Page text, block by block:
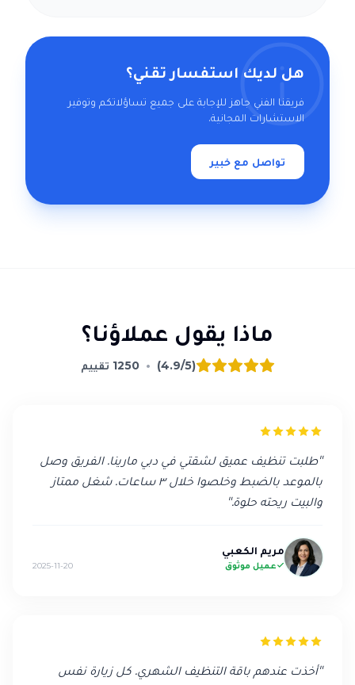
هل لديك استفسار تقني؟
فريقنا الفني جاهز للإجابة على جميع تساؤلاتكم وتوفير
الاستشارات المجانية.
تواصل مع خبير
ماذا يقول عملاؤنا؟
(4.9/5)
•
1250 تقييم
"طلبت تنظيف عميق لشقتي في دبي مارينا. الفريق وصل
بالموعد بالضبط وخلصوا خلال ٣ ساعات. شغل ممتاز
والبيت ريحته حلوة."
مريم الكعبي
عميل موثوق 2025-11-20
"أخذت عندهم باقة التنظيف الشهري. كل زيارة نفس